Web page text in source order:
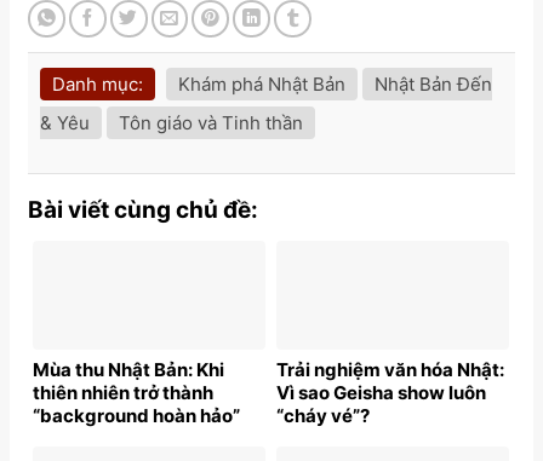
Danh mục: Khám phá Nhật Bản
Nhật Bản Đến
& Yêu
Tôn giáo và Tinh thần
Bài viết cùng chủ đề:
Mùa thu Nhật Bản: Khi
thiên nhiên trở thành
“background hoàn hảo”
Trải nghiệm văn hóa Nhật:
Vì sao Geisha show luôn
“cháy vé”?